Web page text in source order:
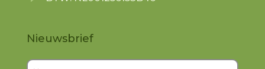
Nieuwsbrief